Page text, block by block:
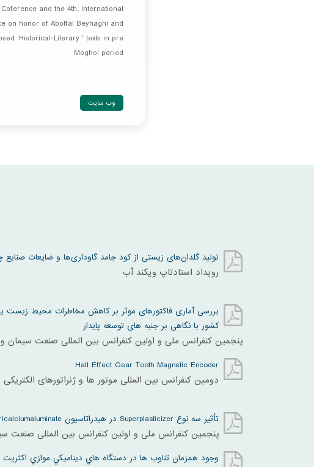
and the 4th. International
on honor of Abolfal Beyhaghi and
'Historical-Literary ' texts in pre
Moghol period
وب سایت
تولید گلدان‌های زیستی از کود جامد گاوداری‌ها و ضایعات
رویداد استادتاپ ویکند آب
بررسی آماری فاکتورهای موثر بر کاهش مخاطرات محیط زیست
کشور با نگاهی بر جنبه های توسعه پایدار
پنجمین کنفرانس ملی و اولین کنفرانس بین المللی صنعت سیمان
Hall Effect Gear Tooth Magnetic Encoder
دومین کنفرانس بین المللی موتور ها و ژنراتورهای الکتریکی
تأثیر سه نوع Superplasticizer در هیدراتاسیون tricalciumaluminate در حضور گچ
پنجمین کنفرانس ملی و اولین کنفرانس بین المللی صنعت
وجود همزمان تناوب ها در دستگاه هاي ديناميكي موازي